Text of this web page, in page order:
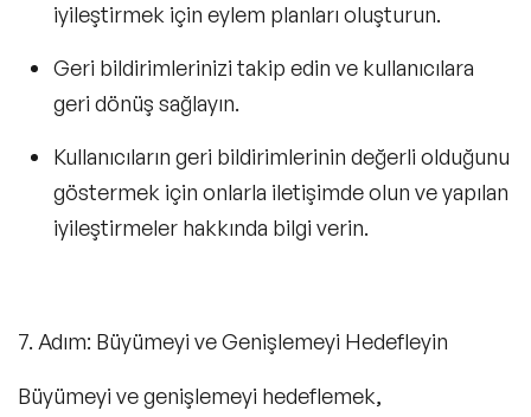
iyileştirmek için eylem planları oluşturun.
Geri bildirimlerinizi takip edin ve kullanıcılara
geri dönüş sağlayın.
Kullanıcıların geri bildirimlerinin değerli olduğunu
göstermek için onlarla iletişimde olun ve yapılan
iyileştirmeler hakkında bilgi verin.
7. Adım: Büyümeyi ve Genişlemeyi Hedefleyin
Büyümeyi ve genişlemeyi hedeflemek,